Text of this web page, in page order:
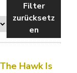
Filter
zurücksetz
en
Hawk Is